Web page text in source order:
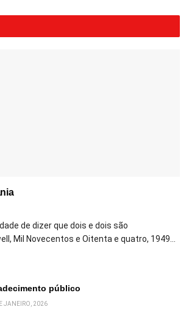
de dizer que dois e dois são
Mil Novecentos e Oitenta e quatro, 1949...
público
JANEIRO, 2026